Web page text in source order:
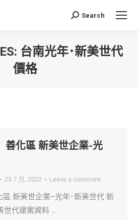
Search:
Search
台南光年･新美世代
價格
善化區 新美世企業-光
25 7 月, 2022 Leave a comment
區 新美世企業–光年･新美世代 新
世代建案資料 …